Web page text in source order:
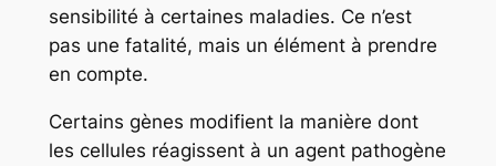
sensibilité à certaines maladies. Ce n’est
pas une fatalité, mais un élément à prendre
en compte.
Certains gènes modifient la manière dont
les cellules réagissent à un agent pathogène